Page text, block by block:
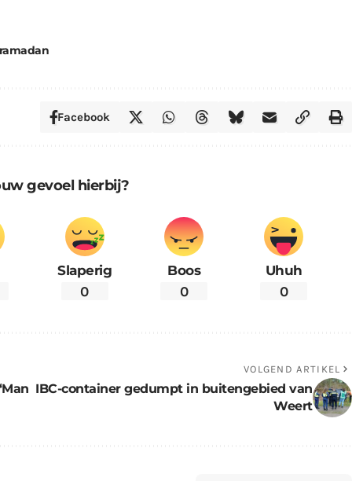
Facebook
gevoel hierbij?
Slaperig
0
Boos
0
Uhuh
0
VOLGEND ARTIKEL
IBC-container gedumpt in buitengebied van
Weert